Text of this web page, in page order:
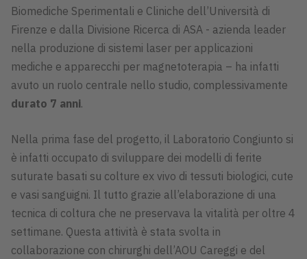
Biomediche Sperimentali e Cliniche dell’Università di
Firenze e dalla Divisione Ricerca di ASA - azienda leader
nella produzione di sistemi laser per applicazioni
mediche e apparecchi per magnetoterapia – ha infatti
avuto un ruolo centrale nello studio, complessivamente
durato 7 anni.
Nella prima fase del progetto, il Laboratorio Congiunto si
è infatti occupato di sviluppare dei modelli di ferite
suturate basati su colture ex vivo di tessuti biologici, cute
e vasi sanguigni. Il tutto grazie all’elaborazione di una
tecnica di coltura che ne preservava la vitalità per oltre 4
settimane. Questa attività è stata svolta in
collaborazione con chirurghi dell’AOU Careggi e del